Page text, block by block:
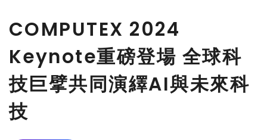
COMPUTEX 2024
Keynote重磅登場 全球科
技巨擘共同演繹AI與未來科
技